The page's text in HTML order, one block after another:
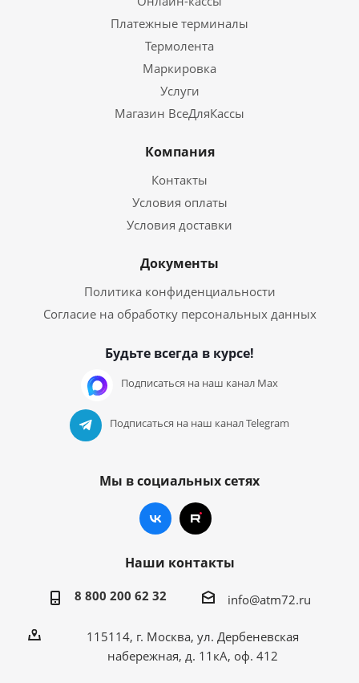
Платежные терминалы
Термолента
Маркировка
Услуги
Магазин ВсеДляКассы
Компания
Контакты
Условия оплаты
Условия доставки
Документы
Политика конфиденциальности
Согласие на обработку персональных данных
Будьте всегда в курсе!
Подписаться на наш канал Max
Подписаться на наш канал Telegram
Мы в социальных сетях
Наши контакты
8 800 200 62 32 info@atm72.ru
115114, г. Москва, ул. Дербеневская
набережная, д. 11кА, оф. 412